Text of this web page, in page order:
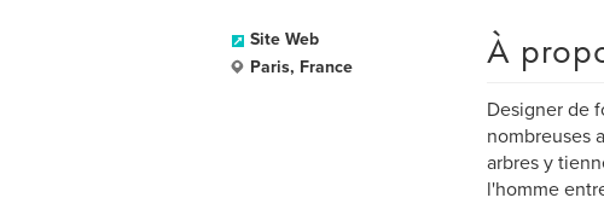
Site Web
Paris, France
À
Designer de
nombreuses
arbres y
l'homme